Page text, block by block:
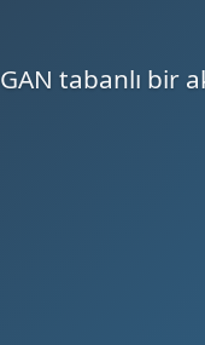
GAN tabanlı bir